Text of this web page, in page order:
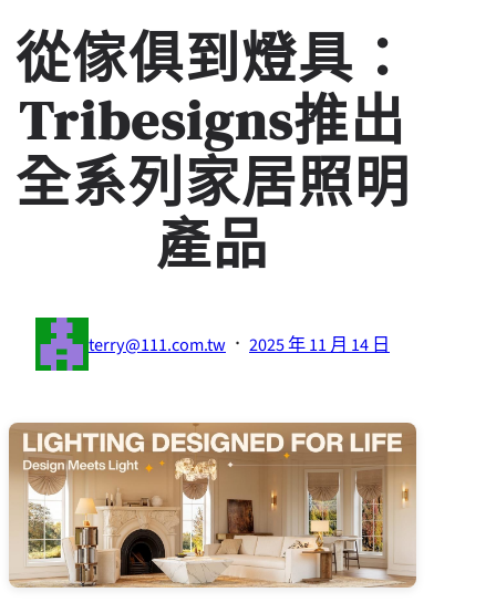
從傢俱到燈具：
Tribesigns推出
全系列家居照明
產品
terry@111.com.tw · 2025 年 11 月 14 日